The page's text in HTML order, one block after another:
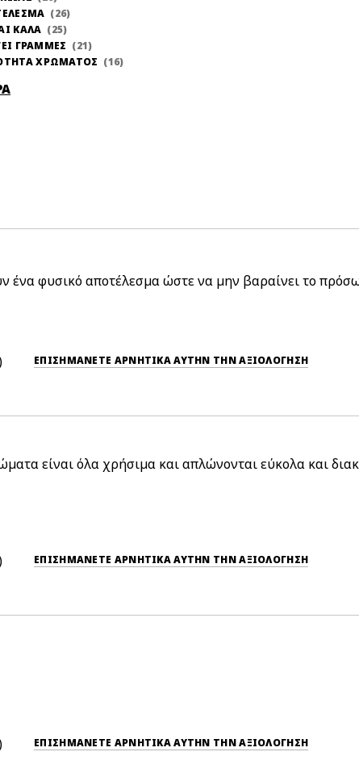
26
ΚΑΛΑ
25
ΓΡΑΜΜΕΣ
21
ΧΡΩΜΑΤΟΣ
16
φυσικό αποτέλεσμα ώστε να μην βαραίνει το
ΕΠΙΣΗΜΆΝΕΤΕ ΑΡΝΗΤΙΚΆ ΑΥΤΉΝ ΤΗΝ ΑΞΙΟΛΟΓΗΣΗ
είναι όλα χρήσιμα και απλώνονται εύκολα και
ΕΠΙΣΗΜΆΝΕΤΕ ΑΡΝΗΤΙΚΆ ΑΥΤΉΝ ΤΗΝ ΑΞΙΟΛΟΓΗΣΗ
ΕΠΙΣΗΜΆΝΕΤΕ ΑΡΝΗΤΙΚΆ ΑΥΤΉΝ ΤΗΝ ΑΞΙΟΛΟΓΗΣΗ